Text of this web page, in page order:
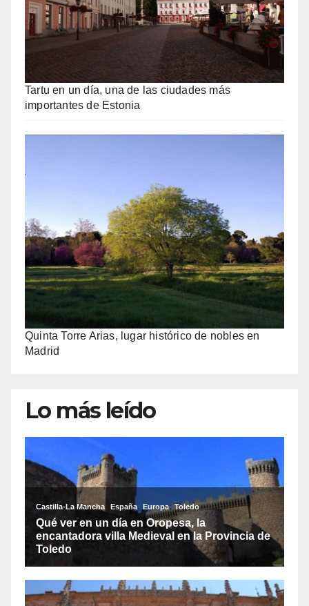
Tartu en un día, una de las ciudades más
importantes de Estonia
Quinta Torre Arias, lugar histórico de nobles en
Madrid
Lo más leído